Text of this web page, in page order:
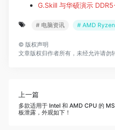
G.Skill 与华硕演示
# 电脑资讯 # AMD Ryzen
© 版权声明
文章版权归作者所有，未经允许请
上一篇
多款适用于 Intel 和 AMD CPU 的
板泄露，外观如下！